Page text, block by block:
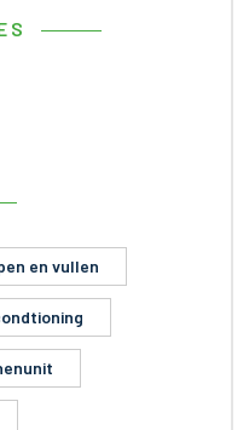
en vullen